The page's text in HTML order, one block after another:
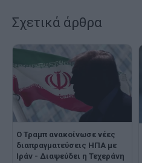
Σχετικά άρθρα
Ο Τραμπ ανακοίνωσε νέες
διαπραγματεύσεις ΗΠΑ με
Ιράν - Διαψεύδει η Τεχεράνη